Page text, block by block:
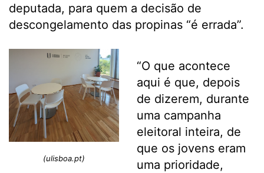
deputada, para quem a decisão de
descongelamento das propinas “é errada”.
(ulisboa.pt)
“O que acontece
aqui é que, depois
de dizerem, durante
uma campanha
eleitoral inteira, de
que os jovens eram
uma prioridade,